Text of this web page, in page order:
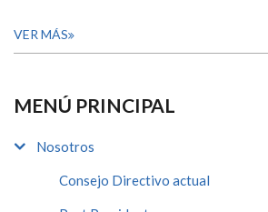
VER MÁS
MENÚ PRINCIPAL
Nosotros
Consejo Directivo actual